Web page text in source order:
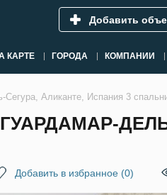
Добавить
КАРТЕ ГОРОДА КОМПАНИИ
Сегура, Аликанте, Испания 3
ГУАРДАМАР-
Добавить в избранное (0)